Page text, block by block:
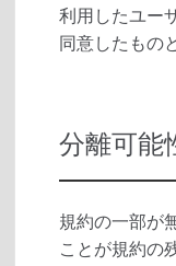
利用したユー
同意したもの
分離可能
規約の一部が
ことが規約の